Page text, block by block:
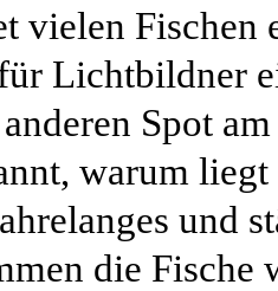
vielen Fischen
Lichtbildner
Spot
warum
und
die Fische